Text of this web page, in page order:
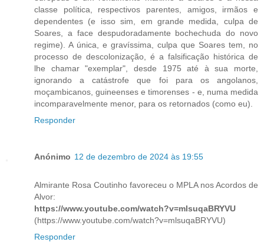
classe política, respectivos parentes, amigos, irmãos e
dependentes (e isso sim, em grande medida, culpa de
Soares, a face despudoradamente bochechuda do novo
regime). A única, e gravíssima, culpa que Soares tem, no
processo de descolonização, é a falsificação histórica de
lhe chamar "exemplar", desde 1975 até à sua morte,
ignorando a catástrofe que foi para os angolanos,
moçambicanos, guineenses e timorenses - e, numa medida
incomparavelmente menor, para os retornados (como eu).
Responder
Anónimo 12 de dezembro de 2024 às 19:55
Almirante Rosa Coutinho favoreceu o MPLA nos Acordos de
Alvor:
https://www.youtube.com/watch?v=mlsuqaBRYVU
(https://www.youtube.com/watch?v=mlsuqaBRYVU)
Responder